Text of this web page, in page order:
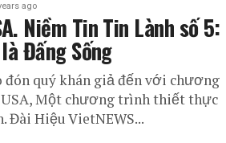
ago
Niềm Tin Tin Lành số 5:
Đấng Sống
đón quý khán giả đến với chương
Một chương trình thiết thực
Đài Hiệu VietNEWS...